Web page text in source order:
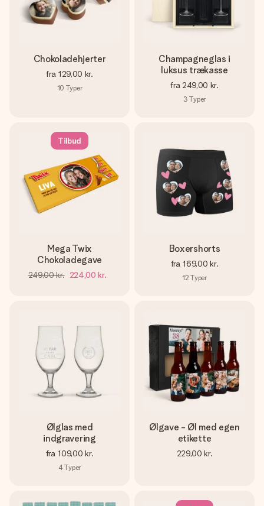
Chokoladehjerter
fra 129,00 kr.
10 Typer
Champagneglas i
luksus trækasse
fra 249,00 kr.
3 Typer
Tilbud
Mega Twix
Chokoladegave
249,00 kr. 224,00 kr.
Boxershorts
fra 169,00 kr.
12 Typer
Ølglas med
indgravering
fra 109,00 kr.
4Typer
Ølgave - Øl med egen
etikette
229,00 kr.